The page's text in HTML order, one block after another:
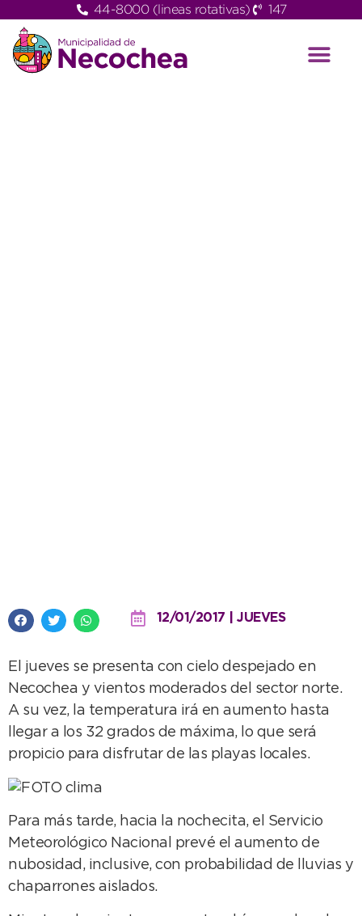
44-8000 (lineas rotativas) 147
12/01/2017 | JUEVES
El jueves se presenta con cielo despejado en
Necochea y vientos moderados del sector norte.
A su vez, la temperatura irá en aumento hasta
llegar a los 32 grados de máxima, lo que será
propicio para disfrutar de las playas locales.
Para más tarde, hacia la nochecita, el Servicio
Meteorológico Nacional prevé el aumento de
nubosidad, inclusive, con probabilidad de lluvias y
chaparrones aislados.